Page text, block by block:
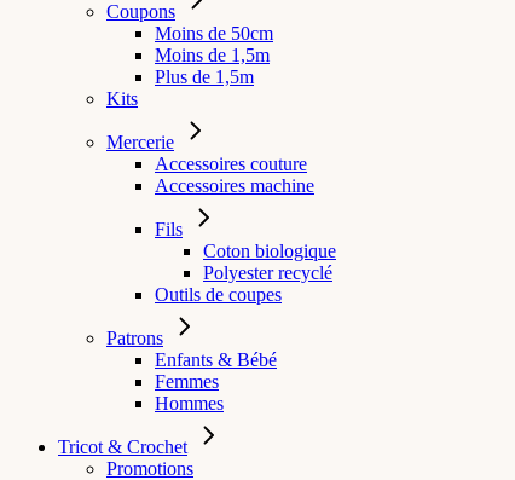
Coupons
Moins de 50cm
Moins de 1,5m
Plus de 1,5m
Kits
Mercerie
Accessoires couture
Accessoires machine
Fils
Coton biologique
Polyester recyclé
Outils de coupes
Patrons
Enfants & Bébé
Femmes
Hommes
Tricot & Crochet
Promotions